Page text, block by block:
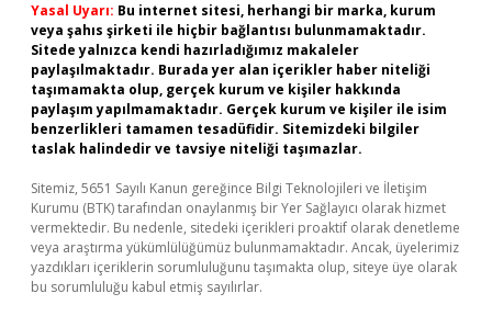
Yasal Uyarı: Bu internet sitesi, herhangi bir marka, kurum
veya şahıs şirketi ile hiçbir bağlantısı bulunmamaktadır.
Sitede yalnızca kendi hazırladığımız makaleler
paylaşılmaktadır. Burada yer alan içerikler haber niteliği
taşımamakta olup, gerçek kurum ve kişiler hakkında
paylaşım yapılmamaktadır. Gerçek kurum ve kişiler ile isim
benzerlikleri tamamen tesadüfidir. Sitemizdeki bilgiler
taslak halindedir ve tavsiye niteliği taşımazlar.
Sitemiz, 5651 Sayılı Kanun gereğince Bilgi Teknolojileri ve İletişim
Kurumu (BTK) tarafından onaylanmış bir Yer Sağlayıcı olarak hizmet
vermektedir. Bu nedenle, sitedeki içerikleri proaktif olarak denetleme
veya araştırma yükümlülüğümüz bulunmamaktadır. Ancak, üyelerimiz
yazdıkları içeriklerin sorumluluğunu taşımakta olup, siteye üye olarak
bu sorumluluğu kabul etmiş sayılırlar.